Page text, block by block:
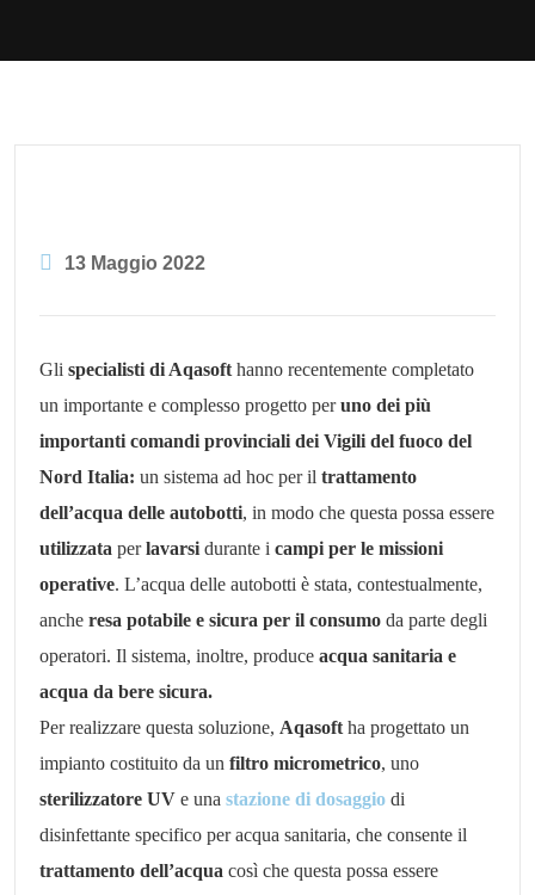
13 Maggio 2022
Gli specialisti di Aqasoft hanno recentemente completato
un importante e complesso progetto peruno dei più
importanti comandi provinciali dei Vigili del fuoco del
Nord Italia: un sistema ad hoc per il trattamento
dell’acqua delle autobotti, in modo che questa possa essere
utilizzata perlavarsi durante i campi per le missioni
operative. L’acqua delle autobotti è stata, contestualmente,
anche resa potabile e sicura per il consumo da parte degli
operatori. Il sistema, inoltre, produce acqua sanitaria e
acqua da bere sicura.
Per realizzare questa soluzione, Aqasoft ha progettato un
impianto costituito da un filtro micrometrico, uno
sterilizzatore UV e una stazione di dosaggio di
disinfettante specifico per acqua sanitaria, che consente il
trattamento dell’acqua così che questa possa essere